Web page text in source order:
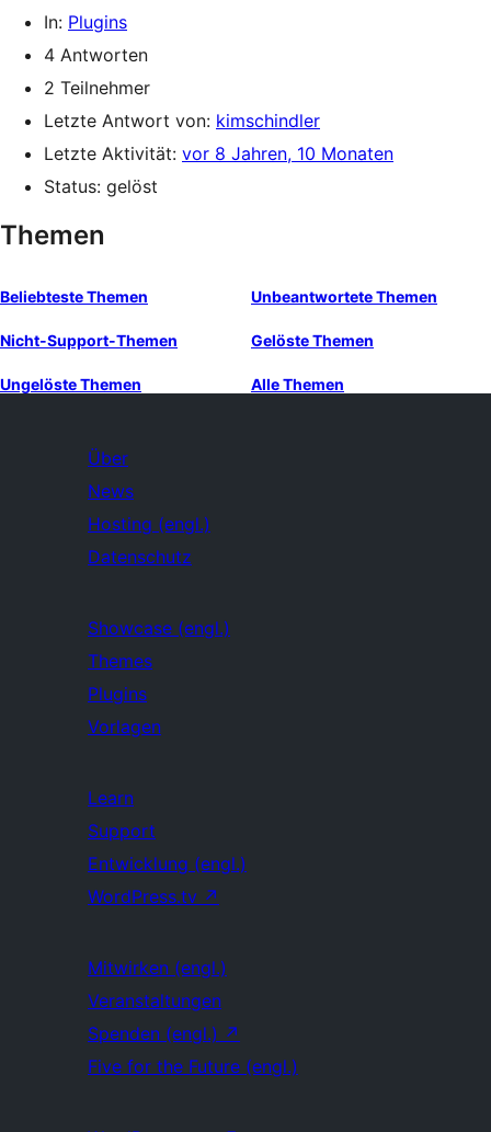
In: Plugins
4 Antworten
2 Teilnehmer
Letzte Antwort von: kimschindler
Letzte Aktivität: vor 8 Jahren, 10 Monaten
Status: gelöst
Themen
Beliebteste Themen Unbeantwortete Themen
Nicht-Support-Themen Gelöste Themen
Ungelöste Themen Alle Themen
Über
News
Hosting (engl.)
Datenschutz
Showcase (engl.)
Themes
Plugins
Vorlagen
Learn
Support
Entwicklung (engl.)
WordPress.tv ↗
Mitwirken (engl.)
Veranstaltungen
Spenden (engl.) ↗
Five for the Future (engl.)